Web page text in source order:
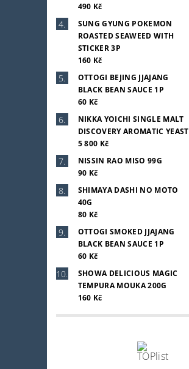
490 Kč
SUNG GYUNG POKEMON
ROASTED SEAWEED WITH
STICKER 3P
160 Kč
OTTOGI BEJING JJAJANG
BLACK BEAN SAUCE 1P
60 Kč
NIKKA YOICHI SINGLE MALT
DISCOVERY AROMATIC YEAST
5 800 Kč
NISSIN RAO MISO 99G
90 Kč
SHIMAYA DASHI NO MOTO
40G
80 Kč
OTTOGI SMOKED JJAJANG
BLACK BEAN SAUCE 1P
60 Kč
SHOWA DELICIOUS MAGIC
TEMPURA MOUKA 200G
160 Kč